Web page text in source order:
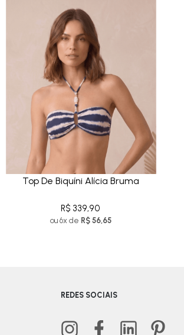
Top De Biquíni Alícia Bruma
R$ 339,90
ou 6x de R$ 56,65
REDES SOCIAIS